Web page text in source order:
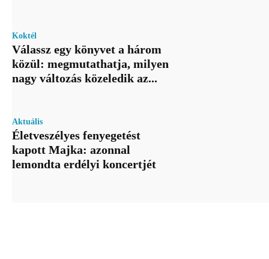
Koktél
Válassz egy könyvet a három
közül: megmutathatja, milyen
nagy változás közeledik az...
Aktuális
Életveszélyes fenyegetést
kapott Majka: azonnal
lemondta erdélyi koncertjét